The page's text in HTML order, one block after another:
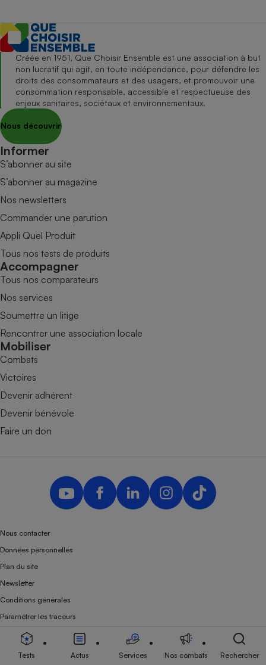
Créée en 1951, Que Choisir Ensemble est une association à but
non lucratif qui agit, en toute indépendance, pour défendre les
droits des consommateurs et des usagers, et promouvoir une
consommation responsable, accessible et respectueuse des
enjeux sanitaires, sociétaux et environnementaux.
Nous découvrir
Informer
S’abonner au site
S’abonner au magazine
Nos newsletters
Commander une parution
Appli Quel Produit
Tous nos tests de produits
Accompagner
Tous nos comparateurs
Nos services
Soumettre un litige
Rencontrer une association locale
Mobiliser
Combats
Victoires
Devenir adhérent
Devenir bénévole
Faire un don
Nous contacter
Données personnelles
Plan du site
Newsletter
Conditions générales
Paramétrer les traceurs
Questions fréquentes
Tests Actus Services Nos combats Rechercher